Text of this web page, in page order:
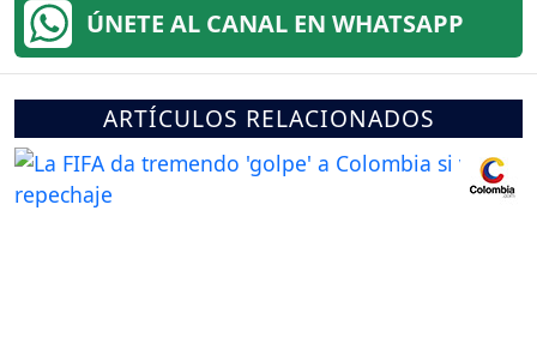
ÚNETE AL CANAL EN WHATSAPP
ARTÍCULOS RELACIONADOS